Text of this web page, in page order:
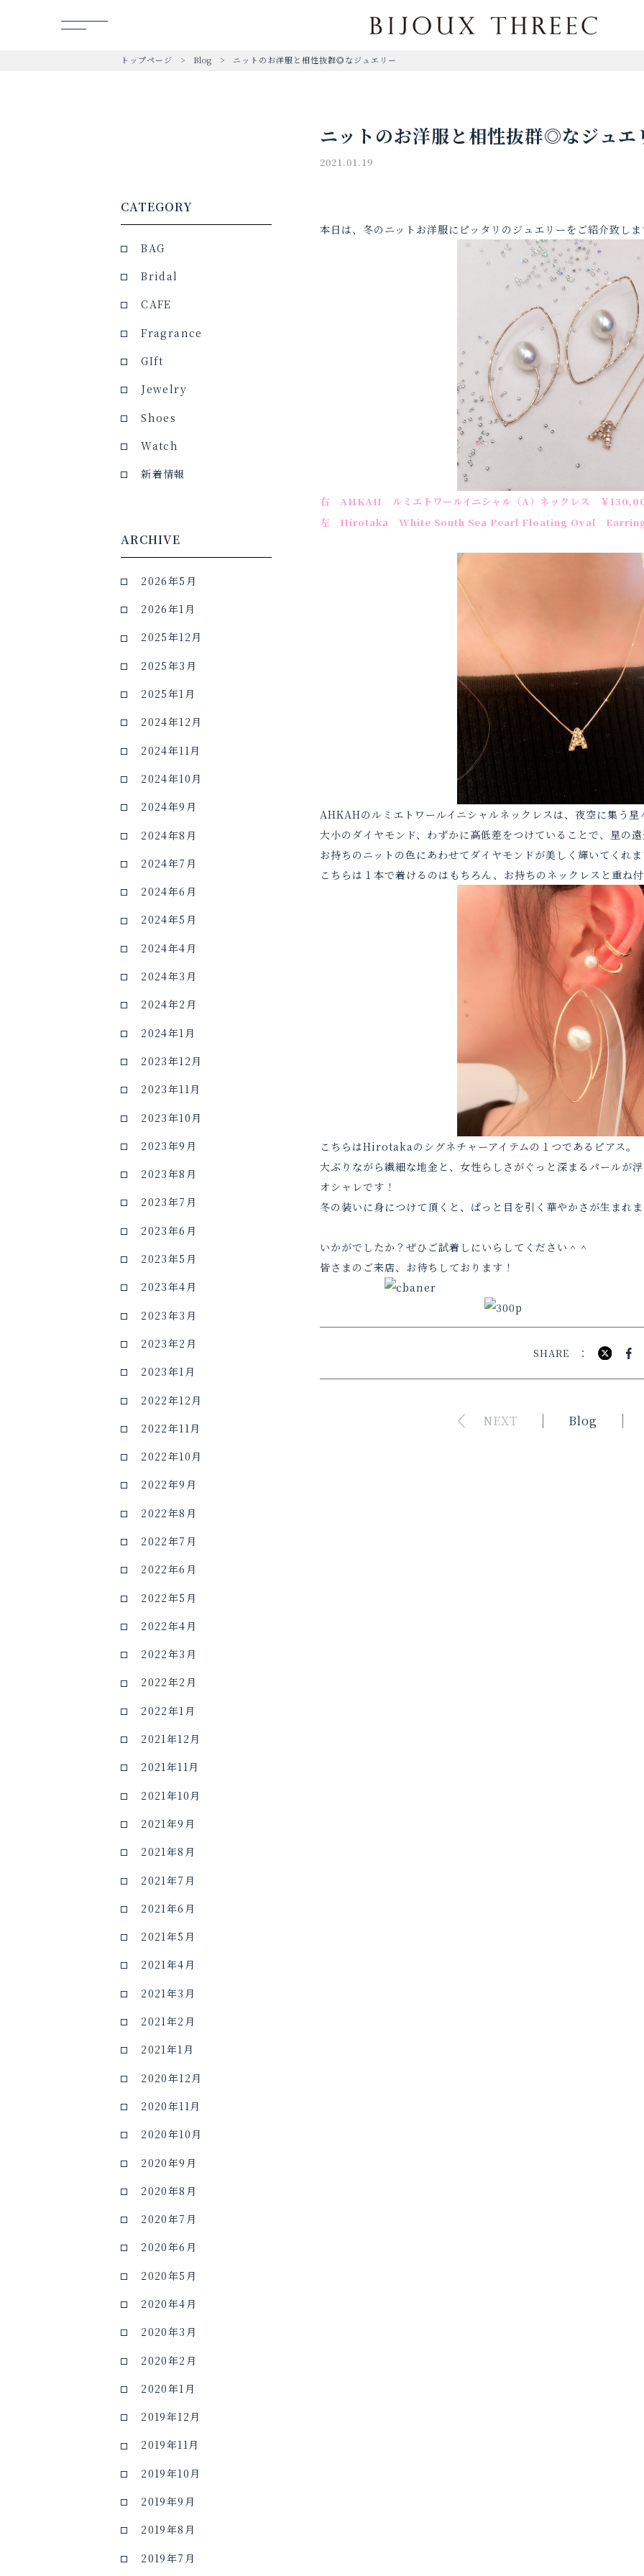
トップページ Blog ニットのお洋服と相性抜群◎なジュエリー
ニットのお洋服と相性抜群◎なジュエ
2021.01.19
CATEGORY
BAG
Bridal
CAFE
Fragrance
GIft
Jewelry
Shoes
Watch
新着情報
ARCHIVE
2026年5月
2026年1月
2025年12月
2025年3月
2025年1月
2024年12月
2024年11月
2024年10月
2024年9月
2024年8月
2024年7月
2024年6月
2024年5月
2024年4月
2024年3月
2024年2月
2024年1月
2023年12月
2023年11月
2023年10月
2023年9月
2023年8月
2023年7月
2023年6月
2023年5月
2023年4月
2023年3月
2023年2月
2023年1月
2022年12月
2022年11月
2022年10月
2022年9月
2022年8月
2022年7月
2022年6月
2022年5月
2022年4月
2022年3月
2022年2月
2022年1月
2021年12月
2021年11月
2021年10月
2021年9月
2021年8月
2021年7月
2021年6月
2021年5月
2021年4月
2021年3月
2021年2月
2021年1月
2020年12月
2020年11月
2020年10月
2020年9月
2020年8月
2020年7月
2020年6月
2020年5月
2020年4月
2020年3月
2020年2月
2020年1月
2019年12月
2019年11月
2019年10月
2019年9月
2019年8月
2019年7月
本日は、冬のニットお洋服にピッタリのジュエリーをご紹介致し
右 AHKAH ルミエトワールイニシャル（A）ネックレス ￥
左 Hirotaka White South Sea Pearl Floating Oval Earring
AHKAHのルミエトワールイニシャルネックレスは、夜空に集う
大小のダイヤモンド、わずかに高低差をつけていることで、星の
お持ちのニットの色にあわせてダイヤモンドが美しく輝いてくれ
こちらは１本で着けるのはもちろん、お持ちのネックレスと重ね
こちらはHirotakaのシグネチャーアイテムの１つであるピアス。
大ぶりながら繊細な地金と、女性らしさがぐっと深まるパールが
オシャレです！
冬の装いに身につけて頂くと、ぱっと目を引く華やかさが生まれ
いかがでしたか？ぜひご試着しにいらしてください＾＾
皆さまのご来店、お待ちしております！
SHARE
NEXT Blog